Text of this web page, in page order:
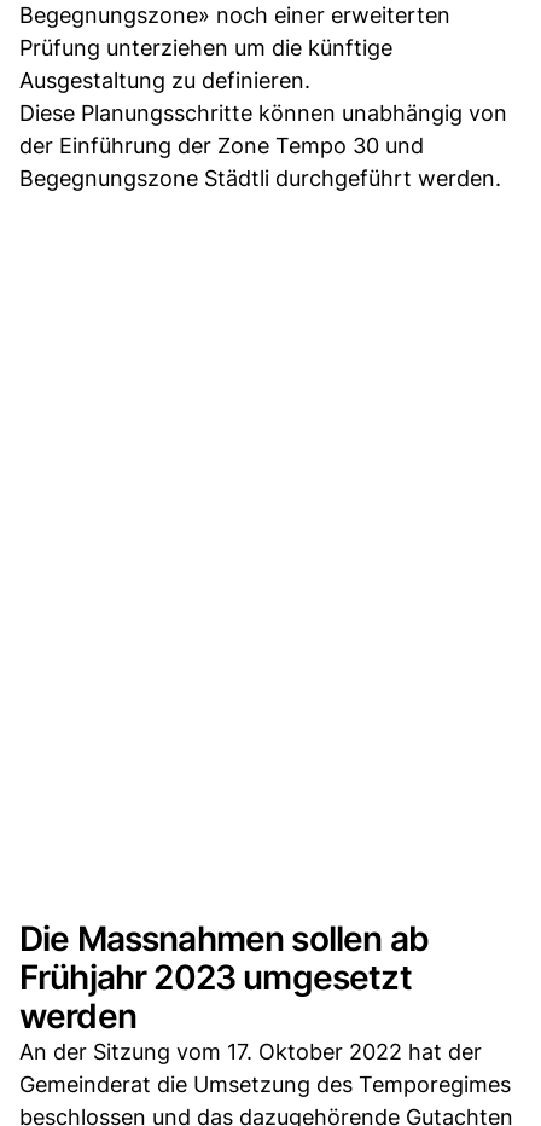
Begegnungszone» noch einer erweiterten
Prüfung unterziehen um die künftige
Ausgestaltung zu definieren.
Diese Planungsschritte können unabhängig von
der Einführung der Zone Tempo 30 und
Begegnungszone Städtli durchgeführt werden.
Die Massnahmen sollen ab
Frühjahr 2023 umgesetzt
werden
An der Sitzung vom 17. Oktober 2022 hat der
Gemeinderat die Umsetzung des Temporegimes
beschlossen und das dazugehörende Gutachten